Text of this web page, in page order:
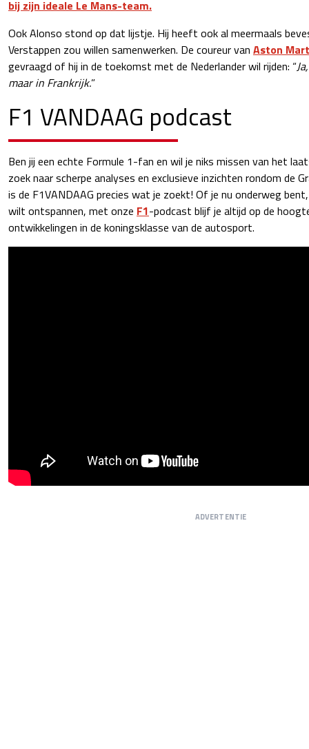
bij zijn ideale Le Mans-team.
Ook Alonso stond op dat lijstje. Hij heeft ook al meermaals
Verstappen zou willen samenwerken. De coureur van Aston
gevraagd of hij in de toekomst met de Nederlander wil rijden: “
maar in Frankrijk.”
F1 VANDAAG podcast
Ben jij een echte Formule 1-fan en wil je niks missen van het
zoek naar scherpe analyses en exclusieve inzichten rondom de
is de F1VANDAAG precies wat je zoekt! Of je nu onderweg
wilt ontspannen, met onze F1-podcast blijf je altijd op de
ontwikkelingen in de koningsklasse van de autosport.
ADVERTENTIE